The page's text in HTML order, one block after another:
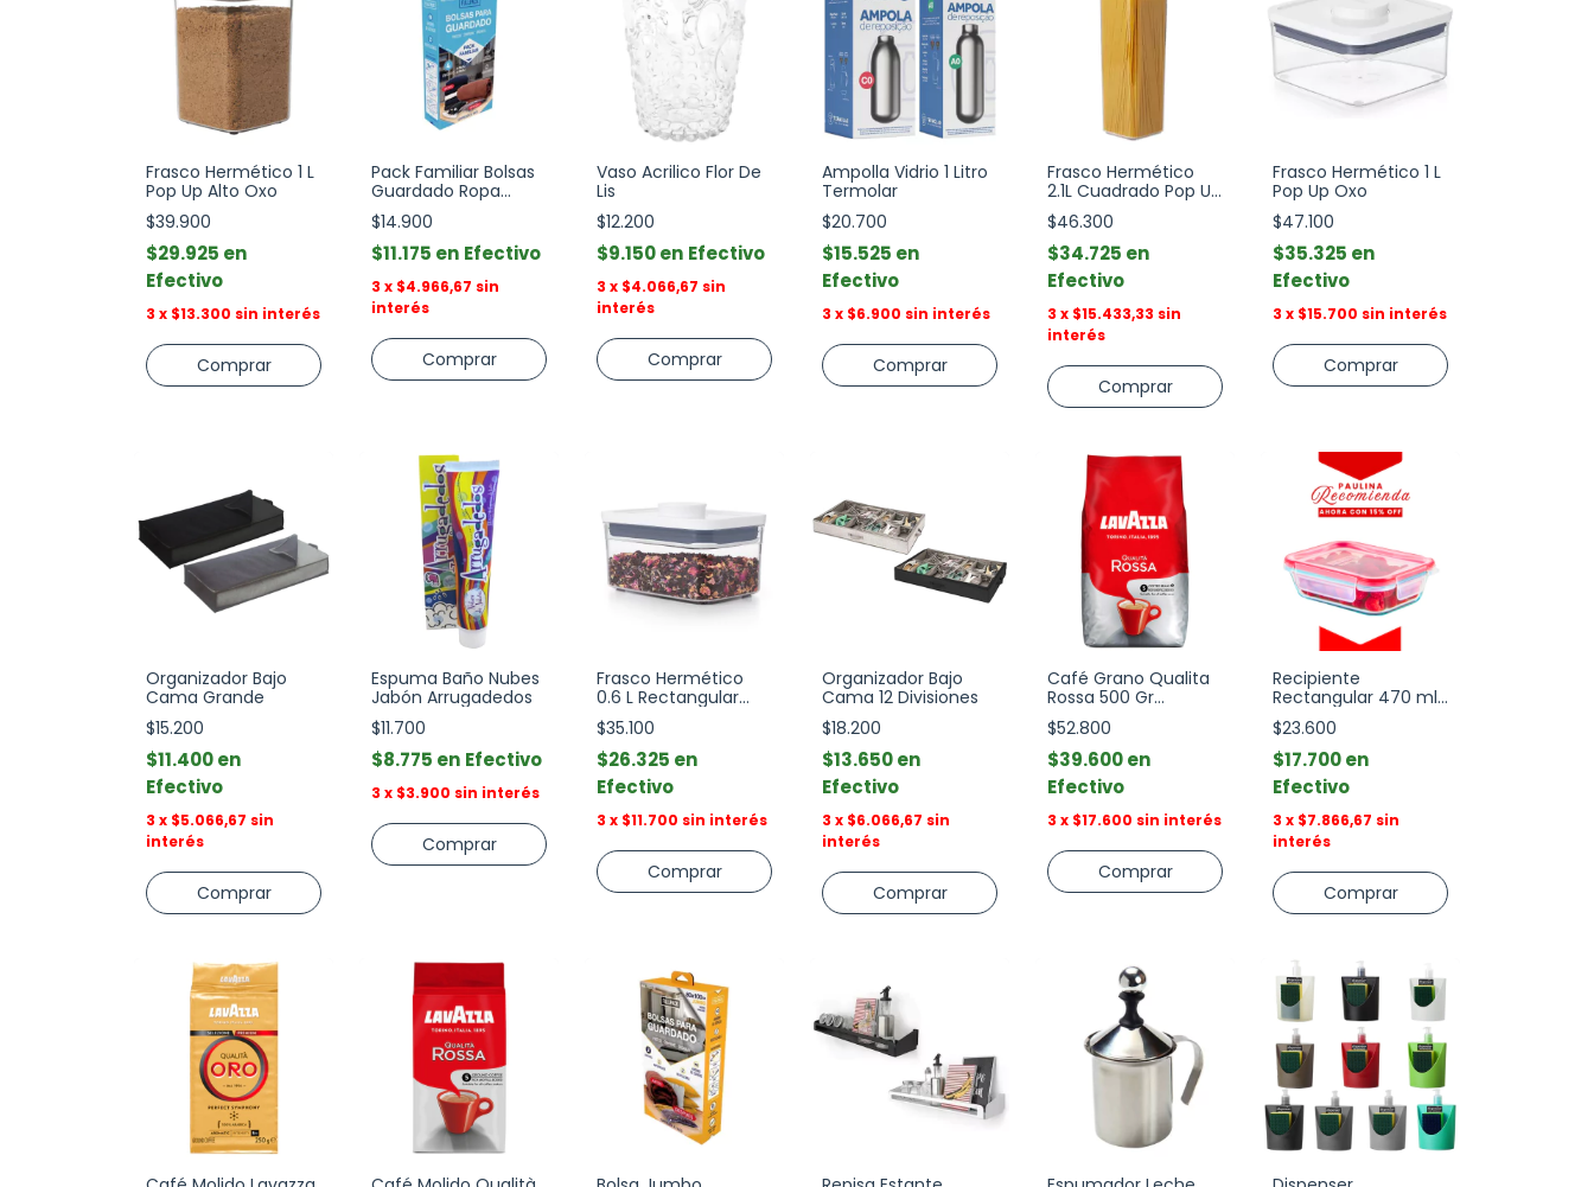
Frasco Hermético 1 L
Pop Up Alto Oxo
$39.900
$29.925
Efectivo
3 x $13.300 sin interés
Pack Familiar Bolsas
Guardado Ropa
Fullpack
$14.900
$11.175 Efectivo
3 x $4.966,67 sin
interés
Vaso Acrilico Flor De
Lis
$12.200
$9.150 Efectivo
3 x $4.066,67 sin
interés
Ampolla Vidrio 1 Litro
Termolar
$20.700
$15.525
Efectivo
3 x $6.900 sin interés
Comprar
Frasco Hermético
2.1L Cuadrado Pop Up
Oxo
$46.300
$34.725
Efectivo
3 x $15.433,33 sin
interés
Frasco Hermético 1 L
Pop Up Oxo
$47.100
$35.325
Efectivo
3 x $15.700 sin interés
Organizador Bajo
Cama Grande
$15.200
$11.400
Efectivo
3 x $5.066,67 sin
interés
Comprar
Espuma Baño Nubes
Jabón Arrugadedos
$11.700
$8.775 Efectivo
3 x $3.900 sin interés
Frasco Hermético
0.6 L Rectangular
Pop Up Oxo
$35.100
$26.325
Efectivo
3 x $11.700 sin interés
Organizador Bajo
Cama 12 Divisiones
$18.200
$13.650
Efectivo
3 x $6.066,67 sin
interés
Comprar
Café Grano Qualita
Rossa 500 Gr
Lavazza
$52.800
$39.600
Efectivo
3 x $17.600 sin interés
Recipiente
Rectangular 470 ml
Fresh Lock Pyrex
$23.600
$17.700
Efectivo
3 x $7.866,67 sin
interés